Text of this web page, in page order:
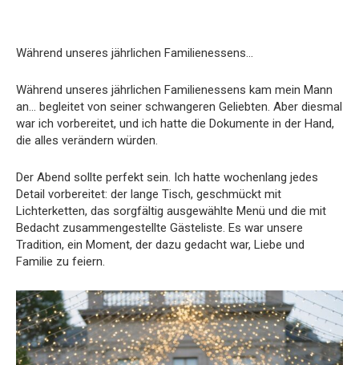
Während unseres jährlichen Familienessens…
Während unseres jährlichen Familienessens kam mein Mann
an… begleitet von seiner schwangeren Geliebten. Aber diesmal
war ich vorbereitet, und ich hatte die Dokumente in der Hand,
die alles verändern würden.
Der Abend sollte perfekt sein. Ich hatte wochenlang jedes
Detail vorbereitet: der lange Tisch, geschmückt mit
Lichterketten, das sorgfältig ausgewählte Menü und die mit
Bedacht zusammengestellte Gästeliste. Es war unsere
Tradition, ein Moment, der dazu gedacht war, Liebe und
Familie zu feiern.